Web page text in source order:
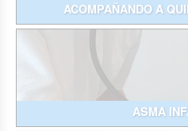
ACOMPAÑANDO A
ASMA